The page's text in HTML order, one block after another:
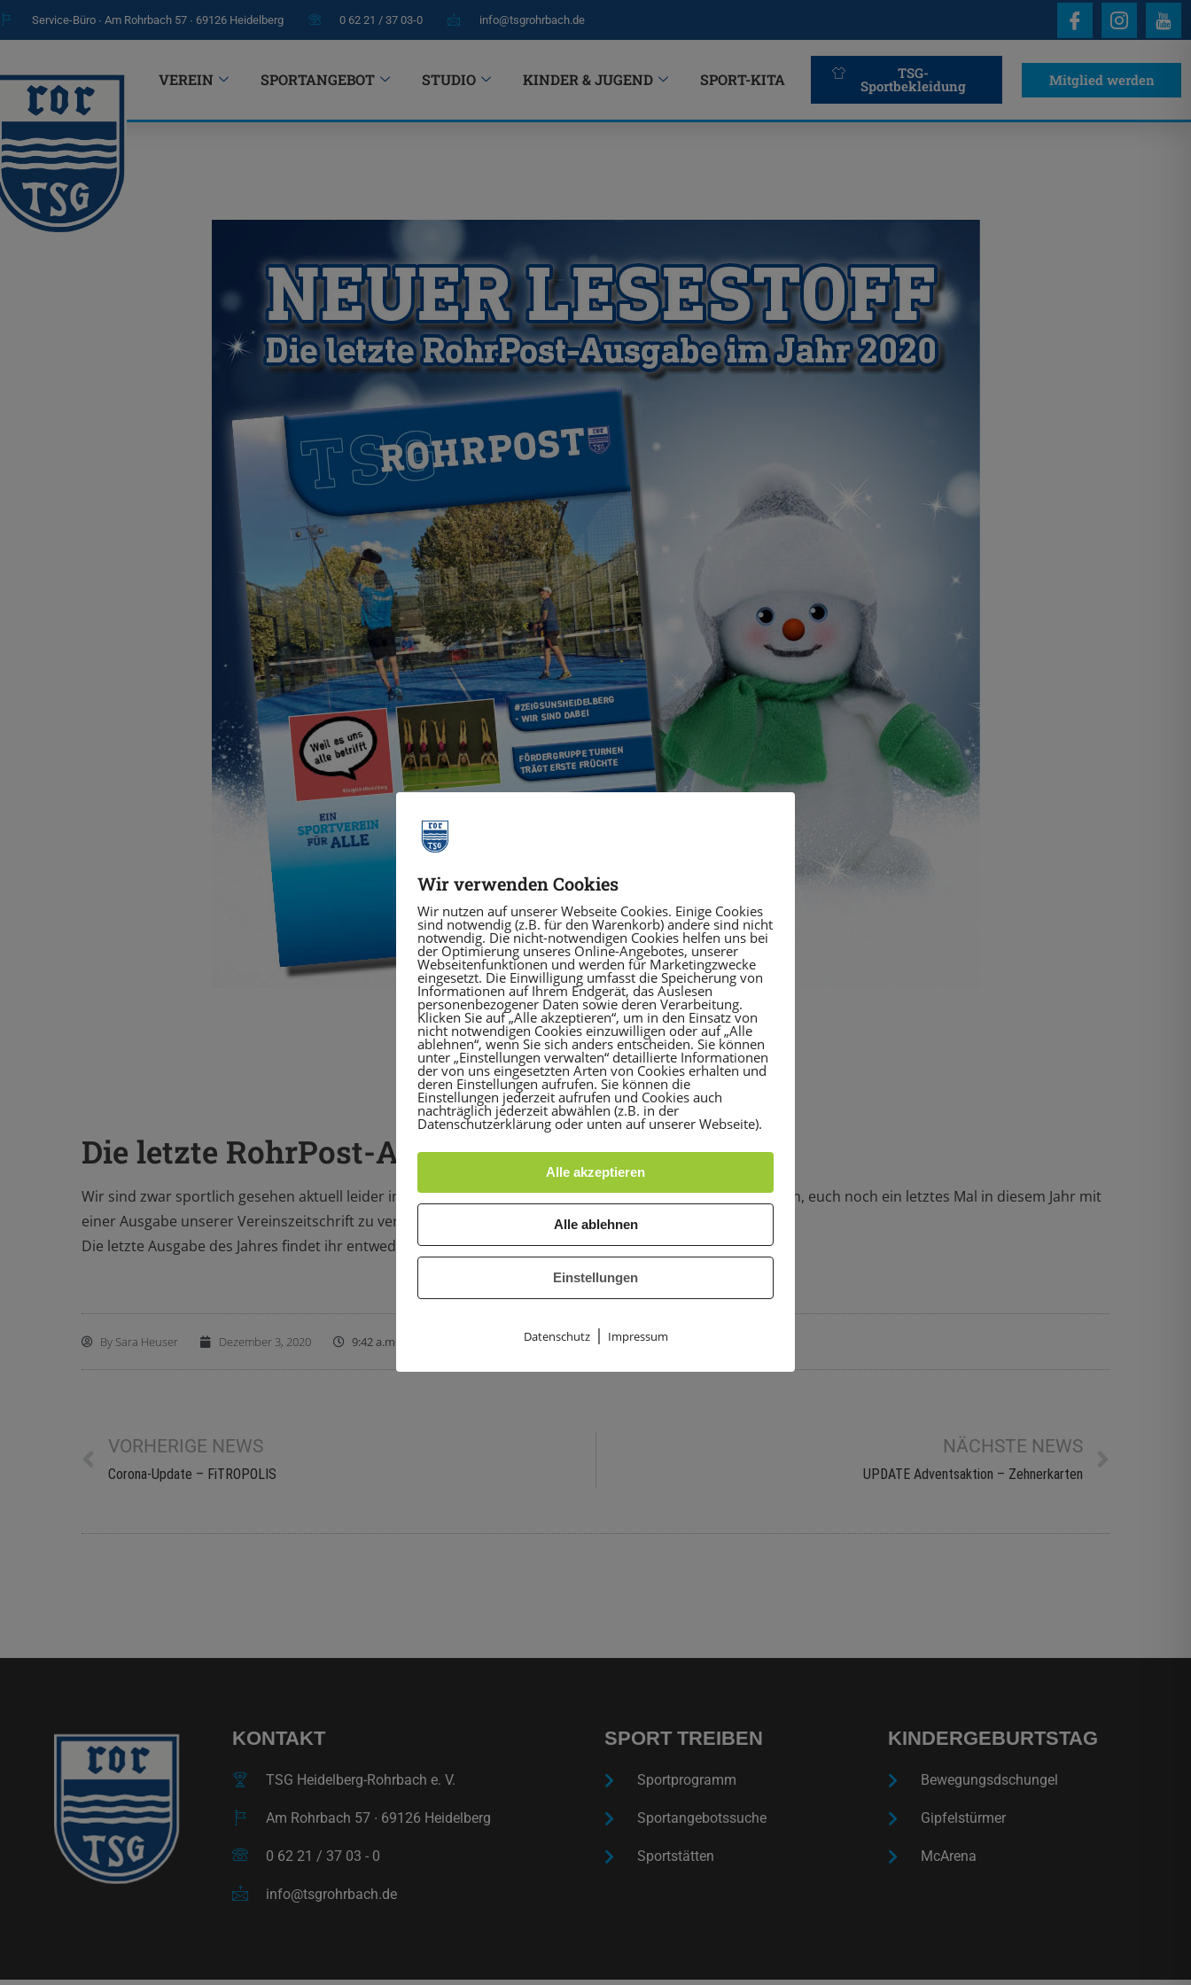
Service-Büro ∙ Am Rohrbach 57 ∙ 69126 Heidelberg 0 62 21 / 37 03-0 info@tsgrohrbach.de
VEREIN SPORTANGEBOT STUDIO KINDER & JUGEND SPORT-KITA TSG-
Sportbekleidung Mitglied werden
Neuer Lesestoff
Die letzte RohrPost-Ausgabe im Jahr 2020
Wir sind zwar sportlich gesehen aktuell leider in Corona-Zwangspause, aber wir lassen es uns nicht nehmen, euch noch ein letztes Mal in diesem Jahr mit
einer Ausgabe unserer Vereinszeitschrift zu versorgen.
Die letzte Ausgabe des Jahres findet ihr entweder in eurem Briefkasten oder zum Durchblätternhier
By Sara Heuser Dezember 3, 2020 9:42 a.m.
VORHERIGE NEWS
Corona-Update – FiTROPOLIS
NÄCHSTE NEWS
UPDATE Adventsaktion – Zehnerkarten
KONTAKT
TSG Heidelberg-Rohrbach e. V.
Am Rohrbach 57 ∙ 69126 Heidelberg
0 62 21 / 37 03 - 0
info@tsgrohrbach.de
SPORT TREIBEN
Sportprogramm
Sportangebotssuche
Sportstätten
KINDERGEBURTSTAG
Bewegungsdschungel
Gipfelstürmer
McArena
Wir verwenden Cookies
Wir nutzen auf unserer Webseite Cookies. Einige Cookies
sind notwendig (z.B. für den Warenkorb) andere sind nicht
notwendig. Die nicht-notwendigen Cookies helfen uns bei
der Optimierung unseres Online-Angebotes, unserer
Webseitenfunktionen und werden für Marketingzwecke
eingesetzt. Die Einwilligung umfasst die Speicherung von
Informationen auf Ihrem Endgerät, das Auslesen
personenbezogener Daten sowie deren Verarbeitung.
Klicken Sie auf „Alle akzeptieren“, um in den Einsatz von
nicht notwendigen Cookies einzuwilligen oder auf „Alle
ablehnen“, wenn Sie sich anders entscheiden. Sie können
unter „Einstellungen verwalten“ detaillierte Informationen
der von uns eingesetzten Arten von Cookies erhalten und
deren Einstellungen aufrufen. Sie können die
Einstellungen jederzeit aufrufen und Cookies auch
nachträglich jederzeit abwählen (z.B. in der
Datenschutzerklärung oder unten auf unserer Webseite).
Alle akzeptieren
Alle ablehnen
Einstellungen
Datenschutz| Impressum